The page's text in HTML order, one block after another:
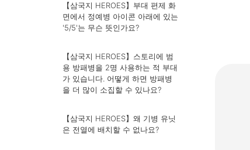
【삼국지 HEROES】부대 편제 화
면에서 정예병 아이콘 아래에 있는
'5/5'는 무슨 뜻인가요?
【삼국지 HEROES】스토리에 범
용 방패병을 2명 사용하는 적 부대
가 있습니다. 어떻게 하면 방패병
을 더 많이 소집할 수 있나요?
【삼국지 HEROES】왜 기병 유닛
은 전열에 배치할 수 없나요?